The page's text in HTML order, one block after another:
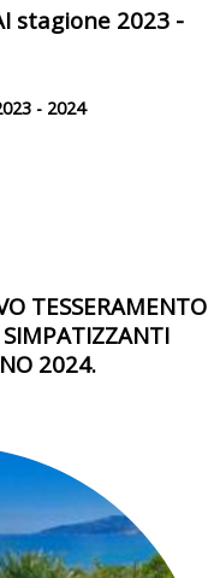
stagione 2023 -
- 2024
TESSERAMENTO
2024.